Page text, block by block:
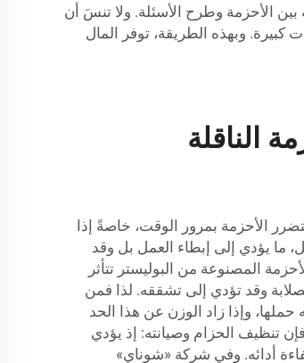
الأحزمة وطرح الأسئلة. ولا تنسَ أن
وبهذه الطريقة، توفر المال
الناقلة
الأحزمة بمرور الوقت، خاصةً إذا
ما يؤدي إلى إبطاء العمل بل وقد
المصنوعة من البوليستر تتأثر
وقد تؤدي إلى تشققه. لذا فمن
وإذا زاد الوزن عن هذا الحد
تنظيف الحزام وصيانته: إذ يؤدي
أدائه. وفي شركة «شوناي»